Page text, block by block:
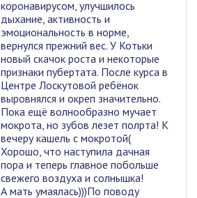
коронавирусом, улучшилось
дыхание, активность и
эмоциональность в норме,
вернулся прежний вес. У Котьки
новый скачок роста и некоторые
признаки пубертата. После курса в
Центре Лоскутовой ребёнок
выровнялся и окреп значительно.
Пока ещё волнообразно мучает
мокрота, но зубов лезет полрта! К
вечеру кашель с мокротой(
Хорошо, что наступила дачная
пора и теперь главное побольше
свежего воздуха и солнышка!
А мать умаялась)))По поводу